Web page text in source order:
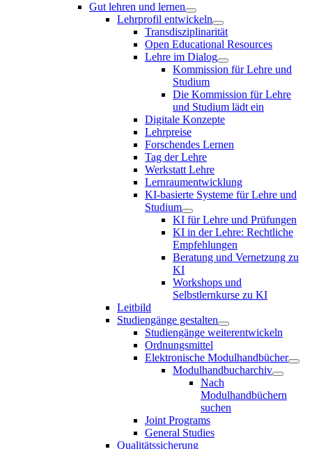
Gut lehren und lernen
Lehrprofil entwickeln
Transdisziplinarität
Open Educational Resources
Lehre im Dialog
Kommission für Lehre und
Studium
Die Kommission für Lehre
und Studium lädt ein
Digitale Konzepte
Lehrpreise
Forschendes Lernen
Tag der Lehre
Werkstatt Lehre
Lernraumentwicklung
KI-basierte Systeme für Lehre und
Studium
KI für Lehre und Prüfungen
KI in der Lehre: Rechtliche
Empfehlungen
Beratung und Vernetzung zu
KI
Workshops und
Selbstlernkurse zu KI
Leitbild
Studiengänge gestalten
Studiengänge weiterentwickeln
Ordnungsmittel
Elektronische Modulhandbücher
Modulhandbucharchiv
Nach
Modulhandbüchern
suchen
Joint Programs
General Studies
Qualitätssicherung